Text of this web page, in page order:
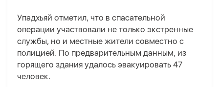
Упадхьяй отметил, что в спасательной
операции участвовали не только экстренные
службы, но и местные жители совместно с
полицией. По предварительным данным, из
горящего здания удалось эвакуировать 47
человек.